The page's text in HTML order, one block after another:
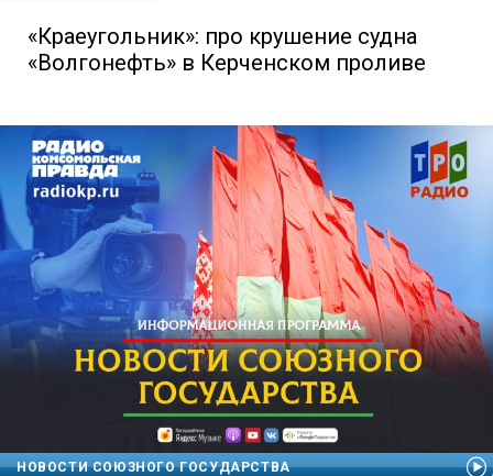
«Краеугольник»: про крушение судна
«Волгонефть» в Керченском проливе
НОВОСТИ СОЮЗНОГО ГОСУДАРСТВА